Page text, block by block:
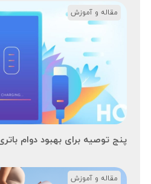
پنج توصیه برای بهبود دوام
مقاله و آموزش
مقاله و آموزش